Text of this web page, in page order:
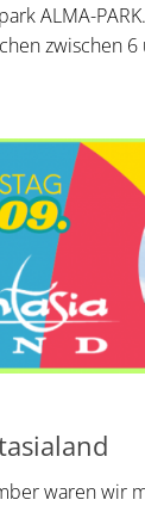
ALMA-
zwischen 6
waren wir